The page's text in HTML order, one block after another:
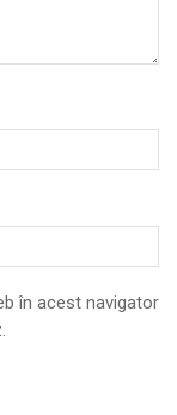
în acest navigator